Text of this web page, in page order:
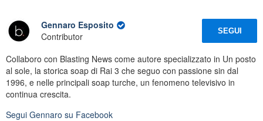
Gennaro Esposito
Contributor
SEGUI
Collaboro con Blasting News come autore specializzato in Un posto
al sole, la storica soap di Rai 3 che seguo con passione sin dal
1996, e nelle principali soap turche, un fenomeno televisivo in
continua crescita.
Segui Gennaro su Facebook